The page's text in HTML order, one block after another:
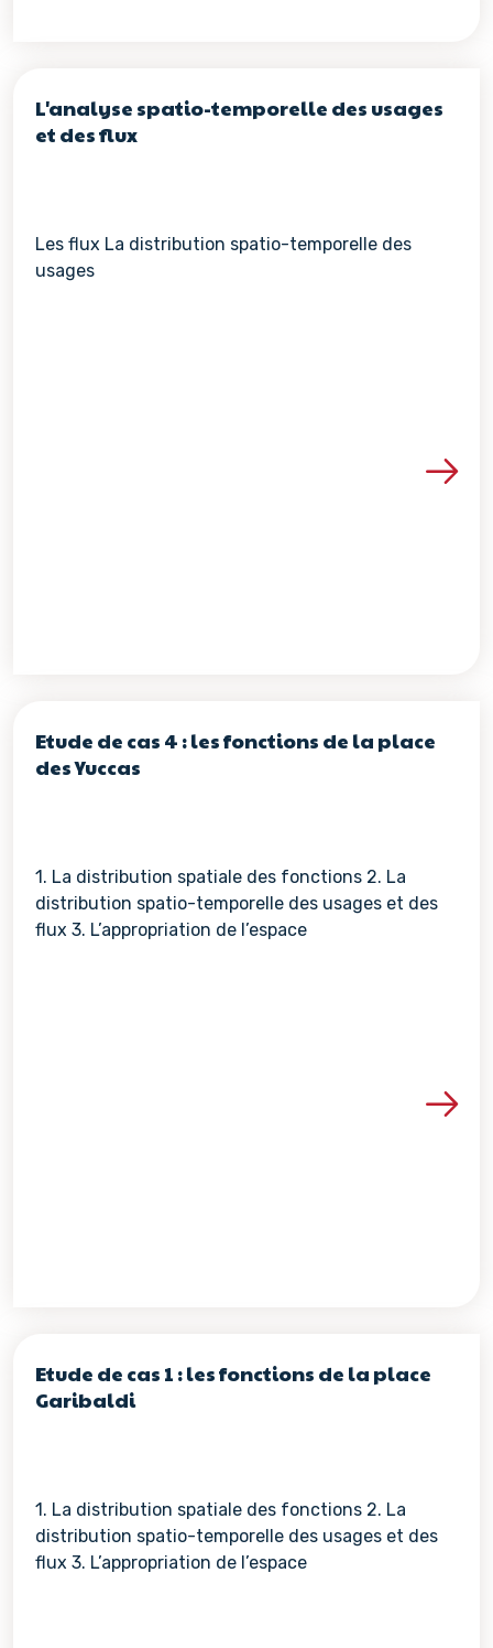
L'analyse spatio-temporelle des usages
et des flux
Les flux La distribution spatio-temporelle des
usages
Voir les détails de la
Etude de cas 4 : les fonctions de la place
des Yuccas
1. La distribution spatiale des fonctions 2. La
distribution spatio-temporelle des usages et des
flux 3. L’appropriation de l’espace
Voir les détails de la
Etude de cas 1 : les fonctions de la place
Garibaldi
1. La distribution spatiale des fonctions 2. La
distribution spatio-temporelle des usages et des
flux 3. L’appropriation de l’espace